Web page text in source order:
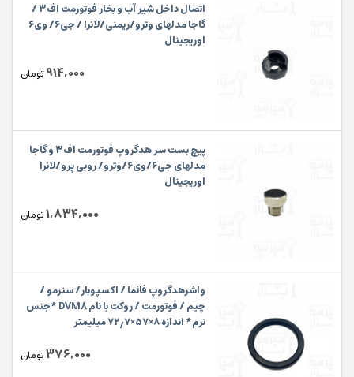
اتصال داخل شیر آب و بخار فوتورمت اف۳ /
گاجا مدلهای وترو/ریمنی/لانرا / جی۶/ وی۶
اوریجینال
914,000 تومان
پیچ بست سر هدگروپ فوتورمت اف۳ و گاجا
مدلهای جی۶/وی۶/وترو/ روبی پرو/لانرا
اوریجینال
1,834,000تومان
واشرهدگروپ فائما / اکسپوبار/ سنرمو /
چیم / فوتورمت / روکت با نام DVM8 *جنس
نرم* اندازه ۸×۵۷×۷۲٫۷ میلیمتر
376,000تومان